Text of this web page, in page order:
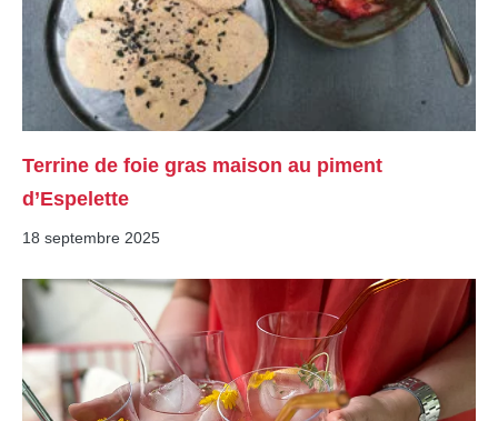
Terrine de foie gras maison au piment
d’Espelette
18 septembre 2025